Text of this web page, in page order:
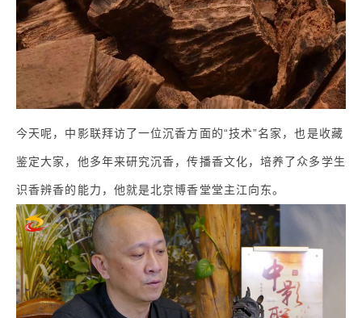
今天呢，中影联拜访了一位沉香方面的“技术”名家，也是收藏
鉴定大家，他多年来研究沉香，传播香文化，培养了众多学生
识香辨香的能力，他就是北京博香堂堂主江向东。